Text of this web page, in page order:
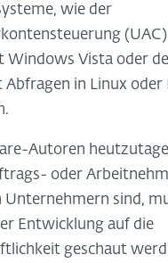
wie der
Windows Vista oder
Abfragen in Linux oder
Autoren
oder
Unternehmern sind,
Entwicklung auf die
geschaut